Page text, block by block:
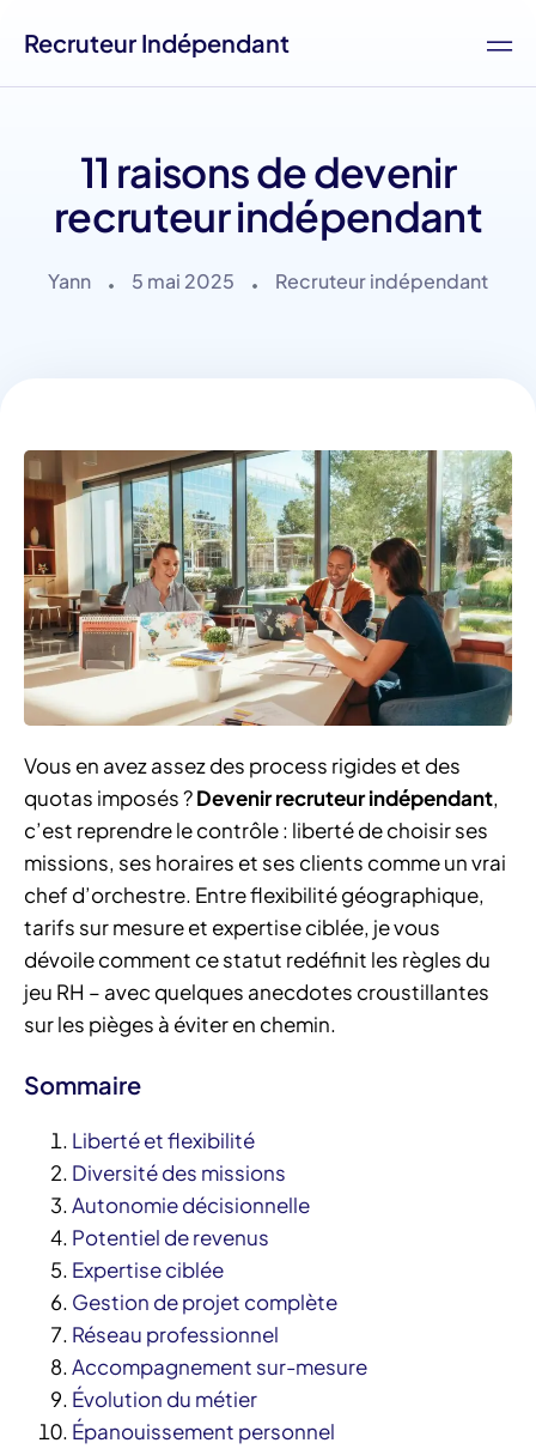
Recruteur Indépendant
11 raisons de devenir
recruteur indépendant
Yann 5 mai 2025 Recruteur indépendant
Vous en avez assez des process rigides et des
quotas imposés ?Devenir recruteur indépendant,
c’est reprendre le contrôle : liberté de choisir ses
missions, ses horaires et ses clients comme un vrai
chef d’orchestre. Entre flexibilité géographique,
tarifs sur mesure et expertise ciblée, je vous
dévoile comment ce statut redéfinit les règles du
jeu RH – avec quelques anecdotes croustillantes
sur les pièges à éviter en chemin.
Sommaire
Liberté et flexibilité
Diversité des missions
Autonomie décisionnelle
Potentiel de revenus
Expertise ciblée
Gestion de projet complète
Réseau professionnel
Accompagnement sur-mesure
Évolution du métier
Épanouissement personnel